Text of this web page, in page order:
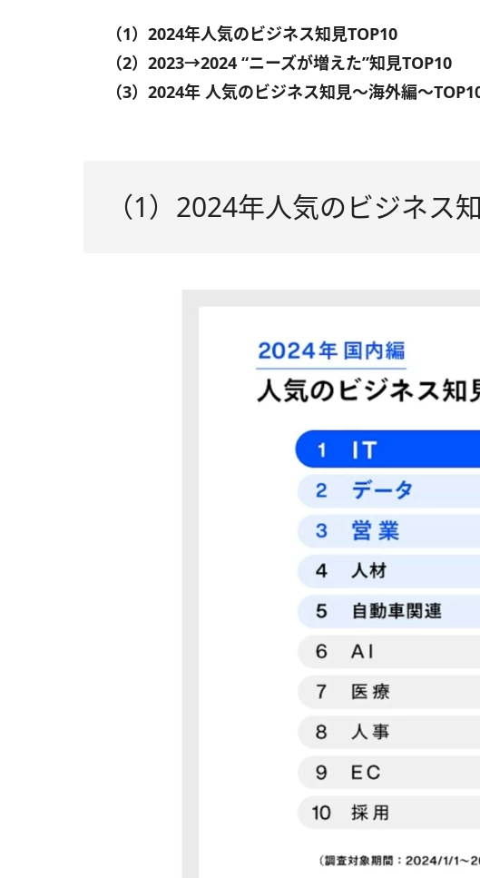
（1）2024年人気のビジネス知見TOP10
（2）2023→2024 “ニーズが増えた”知見TOP10
（3）2024年 人気のビジネス知見〜海外編〜
（1）2024年人気のビジネス